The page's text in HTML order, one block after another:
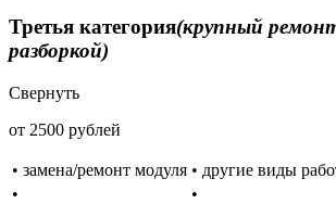
Третья категория(крупный
разборкой)
Свернуть
от 2500 рублей
• замена/ремонт модуля • другие виды
•
•